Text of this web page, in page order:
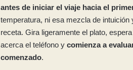
antes de iniciar el viaje hacia el
temperatura, ni esa mezcla de
receta. Gira ligeramente el plato,
acerca el teléfono y comienza a
comenzado.